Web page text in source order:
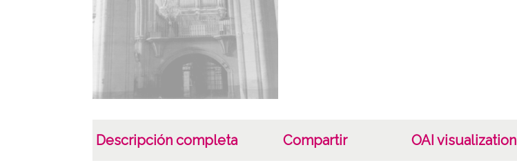
Descripción completa Compartir OAI visualization